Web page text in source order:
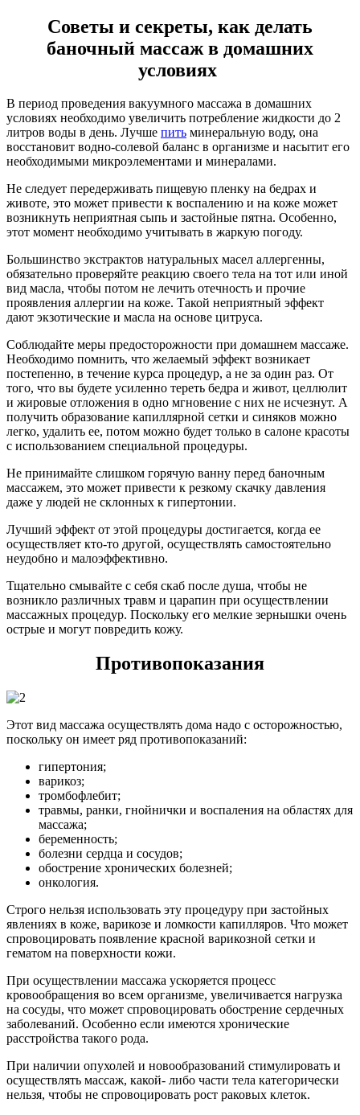
Советы и секреты, как делать
баночный массаж в домашних
условиях
В период проведения вакуумного массажа в домашних
условиях необходимо увеличить потребление жидкости до 2
литров воды в день. Лучше пить минеральную воду, она
восстановит водно-солевой баланс в организме и насытит его
необходимыми микроэлементами и минералами.
Не следует передерживать пищевую пленку на бедрах и
животе, это может привести к воспалению и на коже может
возникнуть неприятная сыпь и застойные пятна. Особенно,
этот момент необходимо учитывать в жаркую погоду.
Большинство экстрактов натуральных масел аллергенны,
обязательно проверяйте реакцию своего тела на тот или иной
вид масла, чтобы потом не лечить отечность и прочие
проявления аллергии на коже. Такой неприятный эффект
дают экзотические и масла на основе цитруса.
Соблюдайте меры предосторожности при домашнем массаже.
Необходимо помнить, что желаемый эффект возникает
постепенно, в течение курса процедур, а не за один раз. От
того, что вы будете усиленно тереть бедра и живот, целлюлит
и жировые отложения в одно мгновение с них не исчезнут. А
получить образование капиллярной сетки и синяков можно
легко, удалить ее, потом можно будет только в салоне красоты
с использованием специальной процедуры.
Не принимайте слишком горячую ванну перед баночным
массажем, это может привести к резкому скачку давления
даже у людей не склонных к гипертонии.
Лучший эффект от этой процедуры достигается, когда ее
осуществляет кто-то другой, осуществлять самостоятельно
неудобно и малоэффективно.
Тщательно смывайте с себя скаб после душа, чтобы не
возникло различных травм и царапин при осуществлении
массажных процедур. Поскольку его мелкие зернышки очень
острые и могут повредить кожу.
Противопоказания
Этот вид массажа осуществлять дома надо с осторожностью,
поскольку он имеет ряд противопоказаний:
гипертония;
варикоз;
тромбофлебит;
травмы, ранки, гнойнички и воспаления на областях для
массажа;
беременность;
болезни сердца и сосудов;
обострение хронических болезней;
онкология.
Строго нельзя использовать эту процедуру при застойных
явлениях в коже, варикозе и ломкости капилляров. Что может
спровоцировать появление красной варикозной сетки и
гематом на поверхности кожи.
При осуществлении массажа ускоряется процесс
кровообращения во всем организме, увеличивается нагрузка
на сосуды, что может спровоцировать обострение сердечных
заболеваний. Особенно если имеются хронические
расстройства такого рода.
При наличии опухолей и новообразований стимулировать и
осуществлять массаж, какой- либо части тела категорически
нельзя, чтобы не спровоцировать рост раковых клеток.